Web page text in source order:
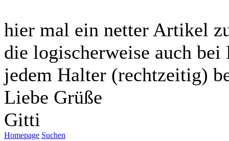
hier mal ein netter Artikel
die logischerweise auch
jedem Halter (rechtzeitig)
Liebe Grüße
Gitti
Homepage Suchen